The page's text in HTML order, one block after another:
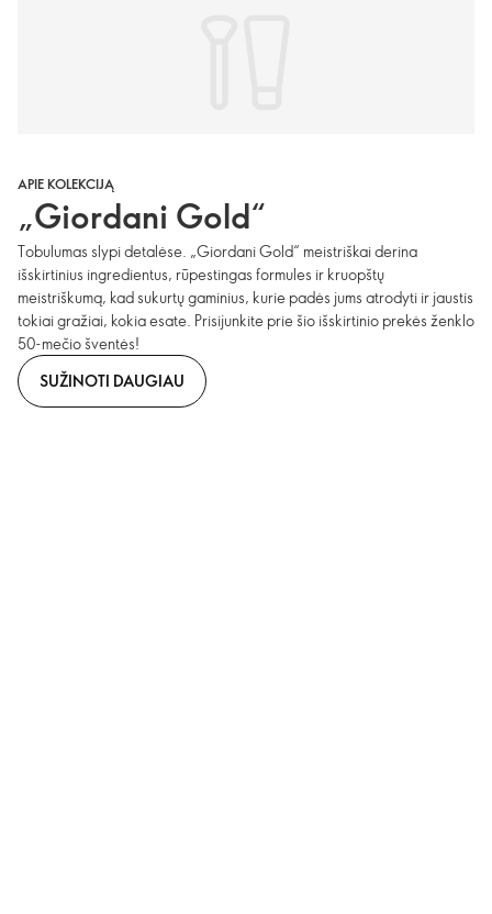
APIE KOLEKCIJĄ
„Giordani Gold“
Tobulumas slypi detalėse. „Giordani Gold“ meistriškai derina
išskirtinius ingredientus, rūpestingas formules ir kruopštų
meistriškumą, kad sukurtų gaminius, kurie padės jums atrodyti ir jaustis
tokiai gražiai, kokia esate. Prisijunkite prie šio išskirtinio prekės ženklo
50-mečio šventės!
SUŽINOTI DAUGIAU